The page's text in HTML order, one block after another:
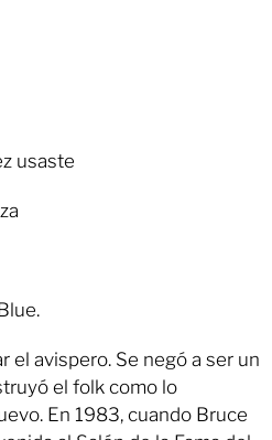
usaste
el avispero. Se negó a ser un
el folk como lo
En 1983, cuando Bruce